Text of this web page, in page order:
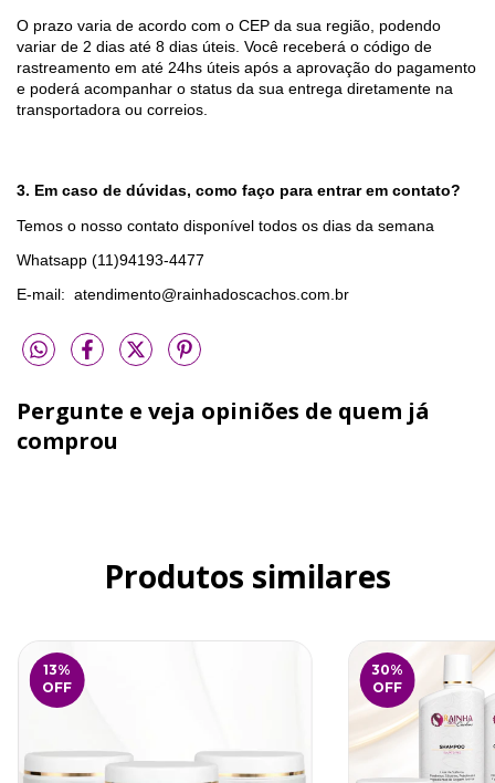
O prazo varia de acordo com o CEP da sua região, podendo
variar de 2 dias até 8 dias úteis. Você receberá o código de
rastreamento em até 24hs úteis após a aprovação do pagamento
e poderá acompanhar o status da sua entrega diretamente na
transportadora ou correios.
3. Em caso de dúvidas, como faço para entrar em contato?
Temos o nosso contato disponível todos os dias da semana
Whatsapp (11)94193-4477
E-mail: atendimento@rainhadoscachos.com.br
Pergunte e veja opiniões de quem já
comprou
Produtos similares
13%
OFF
30%
OFF